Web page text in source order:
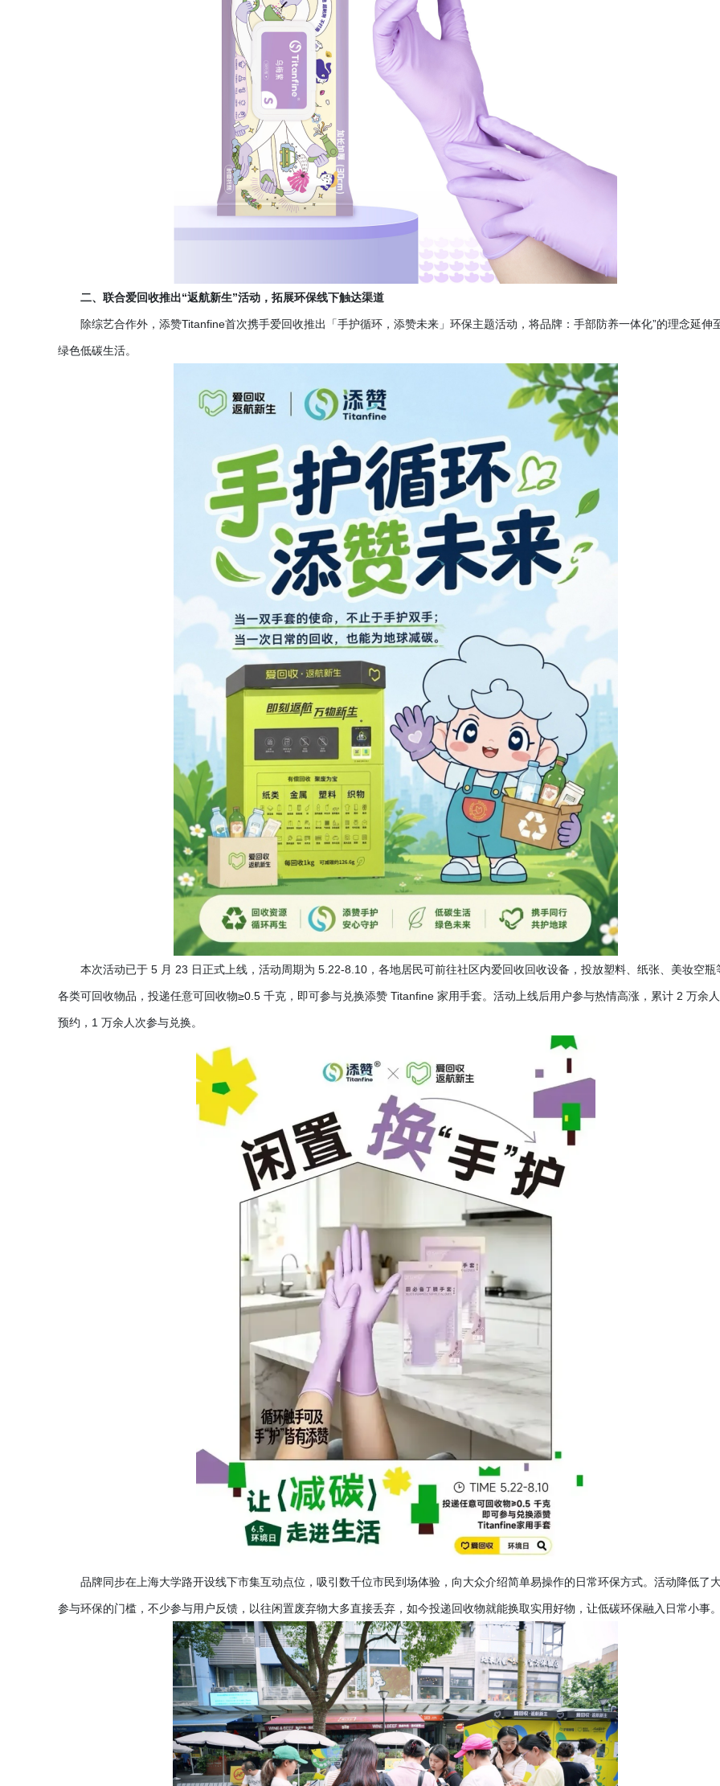
二、联合爱回收推出“返航新生”活动，拓展环保线下触达渠道
除综艺合作外，添赞Titanfine首次携手爱回收推出「手护循环，添赞未来」环保主题活动，将品牌：手部防养一体化”的理念延伸
绿色低碳生活。
本次活动已于 5 月 23 日正式上线，活动周期为 5.22-8.10，各地居民可前往社区内爱回收回收设备，投放塑料、纸张、美妆空瓶
各类可回收物品，投递任意可回收物≥0.5 千克，即可参与兑换添赞 Titanfine 家用手套。活动上线后用户参与热情高涨，累计 2 万余
预约，1 万余人次参与兑换。
品牌同步在上海大学路开设线下市集互动点位，吸引数千位市民到场体验，向大众介绍简单易操作的日常环保方式。活动降低了
参与环保的门槛，不少参与用户反馈，以往闲置废弃物大多直接丢弃，如今投递回收物就能换取实用好物，让低碳环保融入日常小事